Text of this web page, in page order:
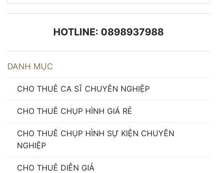
HOTLINE: 0898937988
DANH MỤC
CHO THUÊ CA SĨ CHUYÊN NGHIỆP
CHO THUÊ CHỤP HÌNH GIÁ RẺ
CHO THUÊ CHỤP HÌNH SỰ KIỆN CHUYÊN
NGHIỆP
CHO THUÊ DIỄN GIẢ